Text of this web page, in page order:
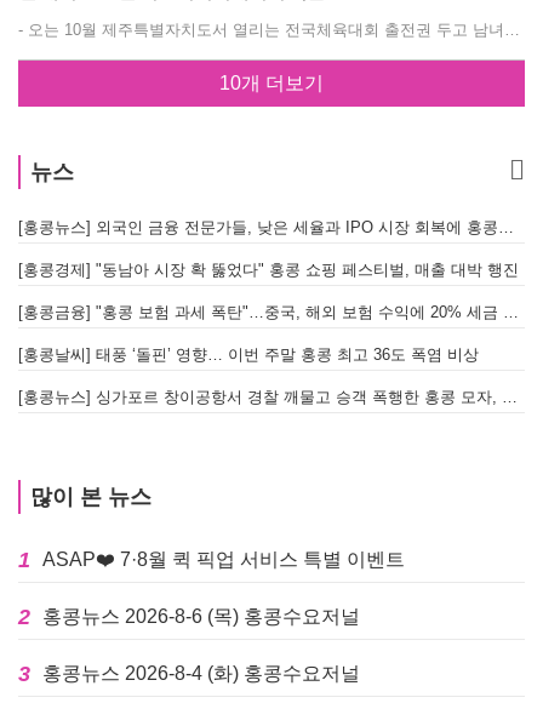
10개 더보기
뉴스
[홍콩경제] "동남아 시장 확 뚫었다" 홍콩 쇼핑 페스티벌, 매출 대박 행진
[홍콩날씨] 태풍 ‘돌핀’ 영향… 이번 주말 홍콩 최고 36도 폭염 비상
많이 본 뉴스
1 ASAP❤️ 7·8월 퀵 픽업 서비스 특별 이벤트
2 홍콩뉴스 2026-8-6 (목) 홍콩수요저널
3 홍콩뉴스 2026-8-4 (화) 홍콩수요저널